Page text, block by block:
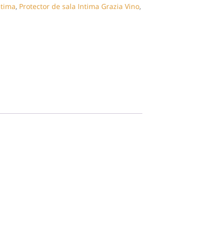
, Protector de sala Intima Grazia Vino,